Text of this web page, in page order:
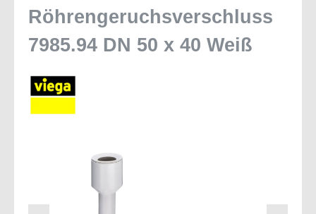
Röhrengeruchsverschluss
7985.94 DN 50 x 40 Weiß
Bildergalerie überspringen